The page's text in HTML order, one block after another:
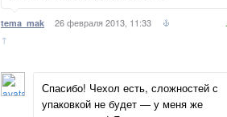
tema_mak 26 февраля 2013, 11:33
↑
Спасибо! Чехол есть, сложностей с
упаковкой не будет — у меня же